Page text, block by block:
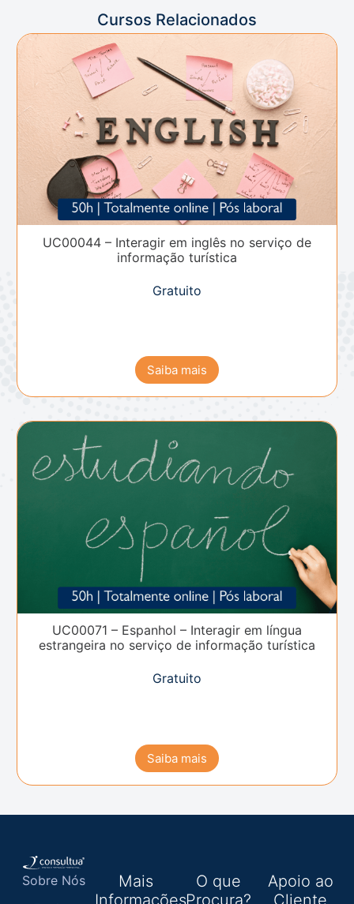
Cursos Relacionados
UC00044 – Interagir em inglês no serviço de
informação turística
Gratuito
Saiba mais
UC00071 – Espanhol – Interagir em língua
estrangeira no serviço de informação turística
Gratuito
Saiba mais
Sobre Nós
Mais
Informações
O que
Procura?
Apoio ao
Cliente